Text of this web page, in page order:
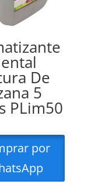
De
5
PLim50
por